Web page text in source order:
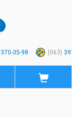
370-35-98 (063)